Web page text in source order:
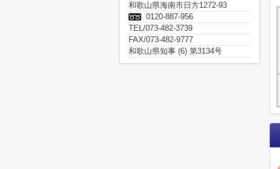
和歌山県海南市日方1272-93
0120-887-956
TEL/073-482-3739
FAX/073-482-9777
和歌山県知事 (6) 第3134号